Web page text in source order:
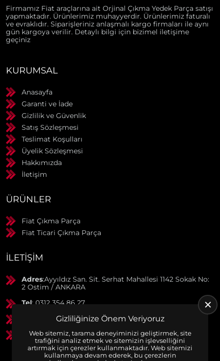
Firmamız Fiat araçlarına ait Orjinal Çıkma Yedek Parça satışı
yapmaktadır. Ürünlerimiz muhayyerdir. Ürünlerimiz faturalı
ve evraklıdır. Siparişleriniz anlaşmalı kargo firmaları ile aynı
gün kargoya verilir. Detaylı bilgi için bizimel iletişime
geçiniz
KURUMSAL
Anasayfa
Garanti ve İade
Gizlilik ve Güvenlik
Satış Sözleşmesi
Teslimat Koşulları
Üyelik Sözleşmesi
Hakkımızda
İletişim
ÜRÜNLER
Fiat Çıkma Parça
Fiat Ticari Çıkma Parça
İLETIŞIM
Adres:Ayyıldız San. Sit. Serhat Mahallesi 1142 Sokak No:
2 Ostim / ANKARA
Tel: 0312 354 86 27
: 0506 369 50 55
GSM: 0553 790 38 01
Gizliliğinize Önem Veriyoruz
Web sitemiz, tarama deneyiminizi geliştirmek, site
trafiğini analiz etmek ve sitemizin işlevselliğini
artırmak için çerezler kullanmaktadır. Web sitemizi
kullanmaya devam ederek, bu çerezlerin